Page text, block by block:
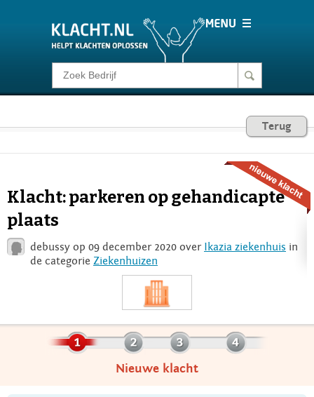
Klacht melden
Consumentenrecht
Login
Terug
Klacht: parkeren op gehandicapte
plaats
debussy op 09 december 2020 over Ikazia ziekenhuis in
de categorie Ziekenhuizen
Nieuwe klacht